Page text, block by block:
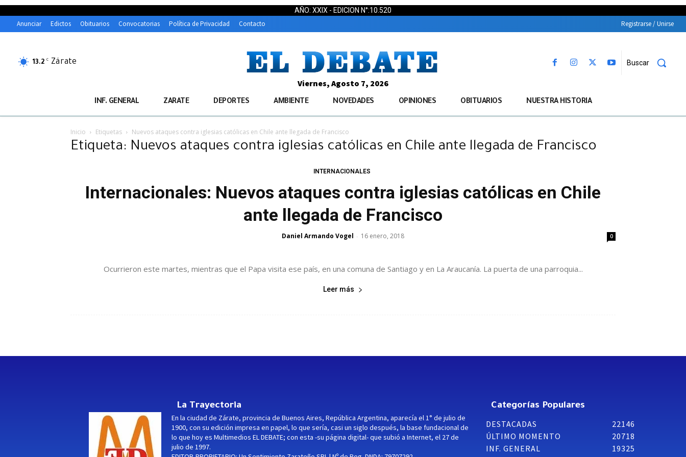
AÑO: XXIX - EDICION N°:10.520
Anunciar Edictos Obituarios Convocatorias Política de Privacidad Contacto Registrarse / Unirse
13.2 C Zárate Buscar
Viernes, Agosto 7, 2026
INF. GENERAL ZARATE DEPORTES AMBIENTE NOVEDADES OPINIONES OBITUARIOS NUESTRA HISTORIA
Inicio Etiquetas Nuevos ataques contra iglesias católicas en Chile ante llegada de Francisco
Etiqueta: Nuevos ataques contra iglesias católicas en Chile ante llegada de Francisco
INTERNACIONALES
Internacionales: Nuevos ataques contra iglesias católicas en Chile
ante llegada de Francisco
Daniel Armando Vogel - 16 enero, 2018 0
Ocurrieron este martes, mientras que el Papa visita ese país, en una comuna de Santiago y en La Araucanía. La puerta de una parroquia...
Leer más
La Trayectoria
En la ciudad de Zárate, provincia de Buenos Aires, República Argentina, aparecía el 1° de julio de
1900, con su edición impresa en papel, lo que sería, casi un siglo después, la base fundacional de
lo que hoy es Multimedios EL DEBATE; con esta -su página digital- que subió a Internet, el 27 de
julio de 1997.
Categorías Populares
DESTACADAS
22146
ÚLTIMO MOMENTO
20718
INF. GENERAL
19325